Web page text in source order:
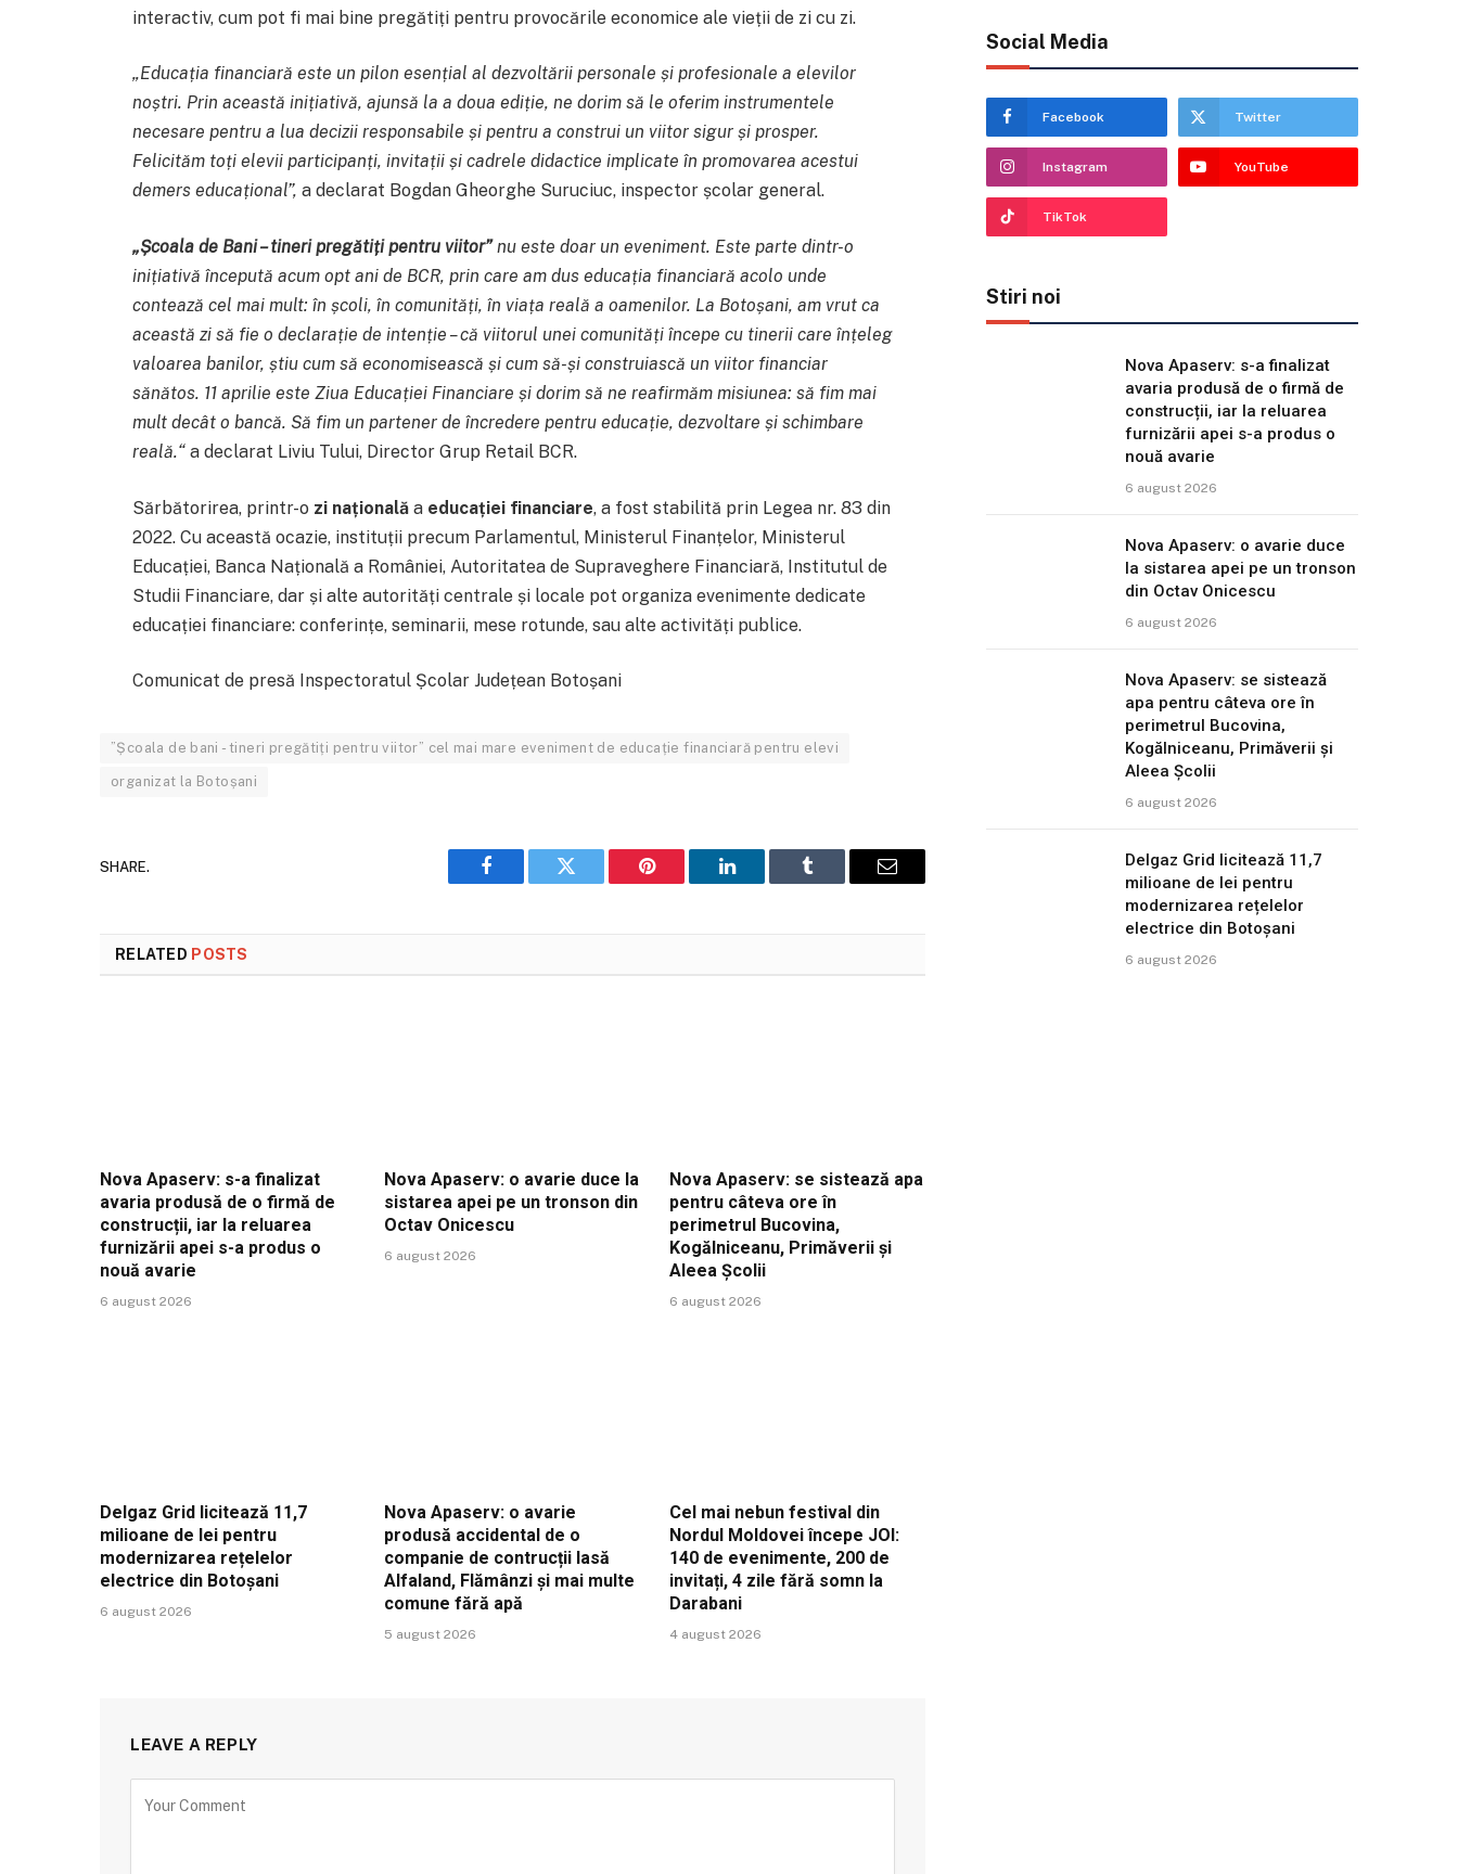
interactiv, cum pot fi mai bine pregătiți pentru provocările economice ale vieții de zi cu zi.
„Educația financiară este un pilon esențial al dezvoltării personale și profesionale a elevilor
noștri. Prin această inițiativă, ajunsă la a doua ediție, ne dorim să le oferim instrumentele
necesare pentru a lua decizii responsabile și pentru a construi un viitor sigur și prosper.
Felicităm toți elevii participanți, invitații și cadrele didactice implicate în promovarea acestui
demers educațional”, a declarat Bogdan Gheorghe Suruciuc, inspector școlar general.
„Școala de Bani – tineri pregătiți pentru viitor”nu este doar un eveniment. Este parte dintr-o
inițiativă începută acum opt ani de BCR, prin care am dus educația financiară acolo unde
contează cel mai mult: în școli, în comunități, în viața reală a oamenilor. La Botoșani, am vrut ca
această zi să fie o declarație de intenție – că viitorul unei comunități începe cu tinerii care înțeleg
valoarea banilor, știu cum să economisească și cum să-și construiască un viitor financiar
sănătos. 11 aprilie este Ziua Educației Financiare și dorim să ne reafirmăm misiunea: să fim mai
mult decât o bancă. Să fim un partener de încredere pentru educație, dezvoltare și schimbare
reală.“a declarat Liviu Tului, Director Grup Retail BCR.
Sărbătorirea, printr-o zi naționalăa educației financiare, a fost stabilită prin Legea nr. 83 din
2022. Cu această ocazie, instituții precum Parlamentul, Ministerul Finanțelor, Ministerul
Educației, Banca Națională a României, Autoritatea de Supraveghere Financiară, Institutul de
Studii Financiare, dar și alte autorități centrale și locale pot organiza evenimente dedicate
educației financiare: conferințe, seminarii, mese rotunde, sau alte activități publice.
Comunicat de presă Inspectoratul Școlar Județean Botoșani
”Școala de bani - tineri pregătiți pentru viitor” cel mai mare eveniment de educație financiară pentru elevi
organizat la Botoșani
SHARE.
Facebook Twitter Pinterest LinkedIn Tumblr Email
RELATED POSTS
Nova Apaserv: s-a finalizat
avaria produsă de o firmă de
construcții, iar la reluarea
furnizării apei s-a produs o
nouă avarie
6 august 2026
Nova Apaserv: o avarie duce la
sistarea apei pe un tronson din
Octav Onicescu
6 august 2026
Nova Apaserv: se sistează apa
pentru câteva ore în
perimetrul Bucovina,
Kogălniceanu, Primăverii și
Aleea Școlii
6 august 2026
Delgaz Grid licitează 11,7
milioane de lei pentru
modernizarea rețelelor
electrice din Botoșani
6 august 2026
Nova Apaserv: o avarie
produsă accidental de o
companie de contrucții lasă
Alfaland, Flămânzi și mai multe
comune fără apă
5 august 2026
Cel mai nebun festival din
Nordul Moldovei începe JOI:
140 de evenimente, 200 de
invitați, 4 zile fără somn la
Darabani
4 august 2026
LEAVE A REPLY
Social Media
Facebook Twitter
Instagram YouTube
TikTok
Stiri noi
Nova Apaserv: s-a finalizat
avaria produsă de o firmă de
construcții, iar la reluarea
furnizării apei s-a produs o
nouă avarie
6 august 2026
Nova Apaserv: o avarie duce
la sistarea apei pe un tronson
din Octav Onicescu
6 august 2026
Nova Apaserv: se sistează
apa pentru câteva ore în
perimetrul Bucovina,
Kogălniceanu, Primăverii și
Aleea Școlii
6 august 2026
Delgaz Grid licitează 11,7
milioane de lei pentru
modernizarea rețelelor
electrice din Botoșani
6 august 2026